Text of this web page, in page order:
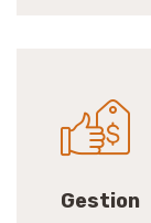
Gestion